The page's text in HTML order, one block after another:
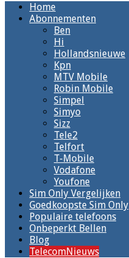
Home
Abonnementen
Ben
Hi
Hollandsnieuwe
Kpn
MTV Mobile
Robin Mobile
Simpel
Simyo
Sizz
Tele2
Telfort
T-Mobile
Vodafone
Youfone
Sim Only Vergelijken
Goedkoopste Sim Only
Populaire telefoons
Onbeperkt Bellen
Blog
TelecomNieuws